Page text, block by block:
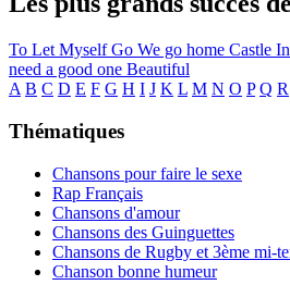
To Let Myself Go We go home Castle
need a good one Beautiful
A B C D E F G H I J K L M N O P Q R
Thématiques
Chansons pour faire le sexe
Rap Français
Chansons d'amour
Chansons des Guinguettes
Chansons de Rugby et 3ème mi-
Chanson bonne humeur